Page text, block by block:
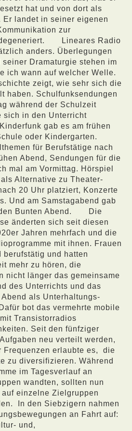
hat und von dort als
Er landet in seiner eigenen
zur
Lineares Radio
anders. Überlegungen
seiner Dramaturgie stehen im
ich wann auf welcher Welle.
zeigt, wie sehr sich die
haben. Schulfunksendungen
während der Schulzeit
sich in den Unterricht
gab es am frühen
oder Kindergarten.
für Berufstätige nach
Abend, Sendungen für die
mal am Vormittag. Hörspiel
Alternative zu Theater-
20 Uhr platziert, Konzerte
Und am Samstagabend gab
Bunten Abend.
Die
änderten sich seit diesen
Jahren mehrfach und die
mit ihnen. Frauen
berufstätig und hatten
mehr zu hören, die
nicht länger das gemeinsame
des Unterrichts und das
als Unterhaltungs-
bot das vermehrte mobile
Transistorradios
Seit den fünfziger
neu verteilt werden,
erlaubte es,
die
zu diversifizieren. Während
im Tagesverlauf an
wandten, sollten nun
auf einzelne Zielgruppen
In den Siebzigern nahmen
an Fahrt auf:
und,